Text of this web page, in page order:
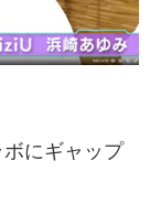
にギャップ